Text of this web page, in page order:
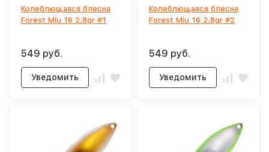
Колеблющаяся блесна
Forest Miu 16 2.8gr #1
549 руб.
Уведомить
Колеблющаяся блесна
Forest Miu 16 2.8gr #2
549 руб.
Уведомить